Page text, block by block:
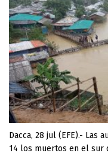
Dacca, 28 jul (EFE).- Las
14 los muertos en el sur